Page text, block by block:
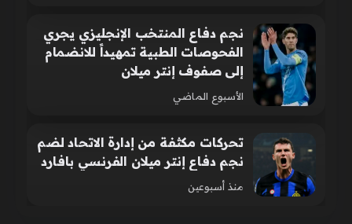
نجم دفاع المنتخب الإنجليزي يجري
الفحوصات الطبية تمهيداً للانضمام
إلى صفوف إنتر ميلان
الأسبوع الماضي
تحركات مكثفة من إدارة الاتحاد لضم
نجم دفاع إنتر ميلان الفرنسي بافارد
منذ أسبوعين